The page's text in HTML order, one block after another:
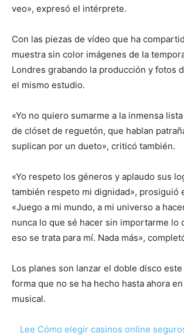
veo», expresó el intérprete.
Con las piezas de vídeo que ha
muestra sin color imágenes de la
Londres grabando la producción y fotos
el mismo estudio.
«Yo no quiero sumarme a la inmensa
de clóset de reguetón, que hablan
suplican por un dueto», criticó también.
«Yo respeto los géneros y aplaudo sus
también respeto mi dignidad», prosiguió
«Juego a mi mundo, a mi universo a
nunca lo que sé hacer sin importarme lo
eso se trata para mí. Nada más»,
Los planes son lanzar el doble disco
forma que no se ha hecho hasta ahora
musical.
Lee Cómo elegir casinos online